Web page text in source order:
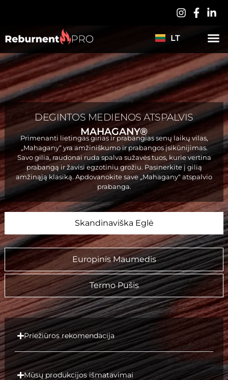
LT
ES
DEGINTOS MEDIENOS ATSPALVIS
MAHAGANY®
Primenanti lietingas girias ir prabangias senų laikų vilas,
„Mahagany“ yra amžiniškumo ir prabangos įsikūnijimas.
Savo gilia, raudonai ruda spalva sužavės tuos, kurie vertina
prabangą ir žavisi egzotiniu grožiu. Pasinerkite į gilią
amžinąją klasiką. Apdovanokite save „Mahagany“ atspalvio
prabanga.
Skandinaviška Eglė
Europinis Maumedis
Termo Pušis
Priežiūros rekomendacija
Mūsų produkcijos išmatavimai